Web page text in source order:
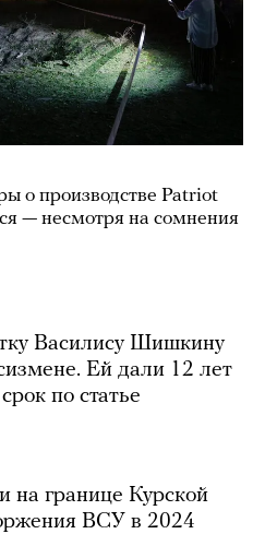
о производстве Patriot
— несмотря на сомнения
Василису Шишкину
Ей дали 12 лет
по статье
на границе Курской
ВСУ в 2024